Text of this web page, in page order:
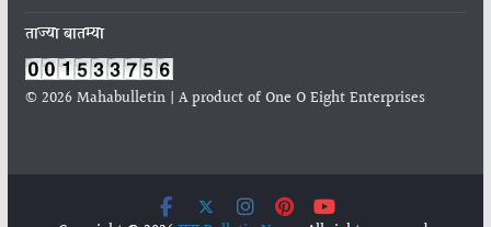
ताज्या बातम्या
© 2026 Mahabulletin | A product of One O Eight Enterprises